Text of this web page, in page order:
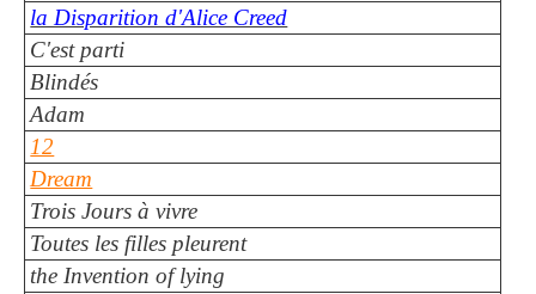
la Disparition d'Alice Creed
C'est parti
Blindés
Adam
12
Dream
Trois Jours à vivre
Toutes les filles pleurent
the Invention of lying